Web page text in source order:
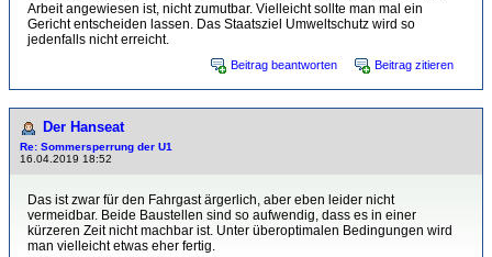
Arbeit angewiesen ist, nicht zumutbar. Vielleicht sollte man mal ein
Gericht entscheiden lassen. Das Staatsziel Umweltschutz wird so
jedenfalls nicht erreicht.
Beitrag beantworten Beitrag zitieren
Der Hanseat
Re: Sommersperrung der U1
16.04.2019 18:52
Das ist zwar für den Fahrgast ärgerlich, aber eben leider nicht
vermeidbar. Beide Baustellen sind so aufwendig, dass es in einer
kürzeren Zeit nicht machbar ist. Unter überoptimalen Bedingungen wird
man vielleicht etwas eher fertig.